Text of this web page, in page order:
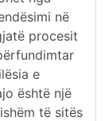
në
procesit
e
është një
të sitës